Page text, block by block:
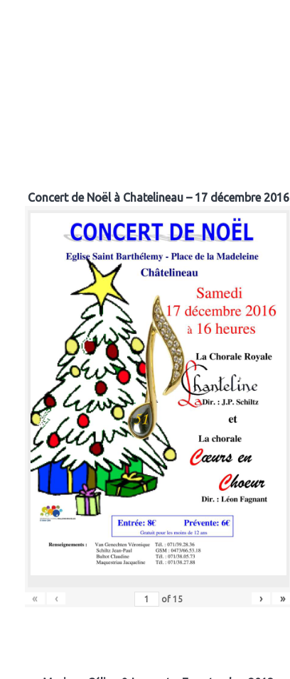
Concert de Noël à Chatelineau – 17 décembre 2016
« ‹ of 15 › »